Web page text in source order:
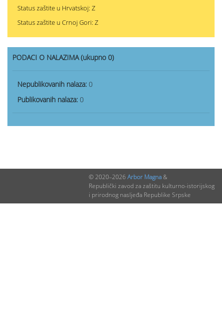
Status zaštite u Hrvatskoj: Z
Status zaštite u Crnoj Gori: Z
PODACI O NALAZIMA (ukupno 0)
Nepublikovanih nalaza: 0
Publikovanih nalaza: 0
© 2020–2026 Arbor Magna&
Republički zavod za zaštitu kulturno-istorijskog
i prirodnog nasljeđa Republike Srpske